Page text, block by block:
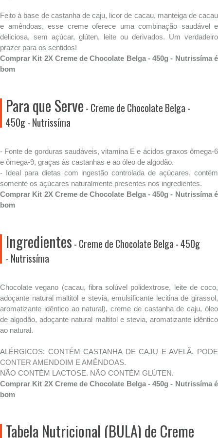
Feito à base de castanha de caju, licor de cacau, manteiga de cacau
e amêndoas, esse creme oferece uma combinação saudável e
deliciosa, sem açúcar, glúten, leite ou derivados. Um verdadeiro
prazer para os sentidos!
Comprar Kit 2X Creme de Chocolate Belga - 450g - Nutrissíma é
bom
Para que Serve - Creme de Chocolate Belga -
450g - Nutrissíma
- Fonte de gorduras saudáveis, vitamina E e ácidos graxos ômega-6
e ômega-9, graças às castanhas e ao óleo de algodão.
- Ideal para dietas com ingestão controlada de açúcares, contém
somente os açúcares naturalmente presentes nos ingredientes.
Comprar Kit 2X Creme de Chocolate Belga - 450g - Nutrissíma é
bom
Ingredientes - Creme de Chocolate Belga - 450g
- Nutrissíma
Chocolate vegano (cacau, fibra solúvel polidextrose, leite de coco,
adoçante natural maltitol e stevia, emulsificante lecitina de girassol,
aromatizante idêntico ao natural), creme de castanha de caju, óleo
de algodão, adoçante natural maltitol e stevia, aromatizante idêntico
ao natural.
ALÉRGICOS: CONTÉM CASTANHA DE CAJU E AVELÃ. PODE
CONTER AMENDOIM E AMÊNDOAS.
NÃO CONTÉM LACTOSE. NÃO CONTÉM GLÚTEN.
Comprar Kit 2X Creme de Chocolate Belga - 450g - Nutrissíma é
bom
Tabela Nutricional (BULA) de Creme